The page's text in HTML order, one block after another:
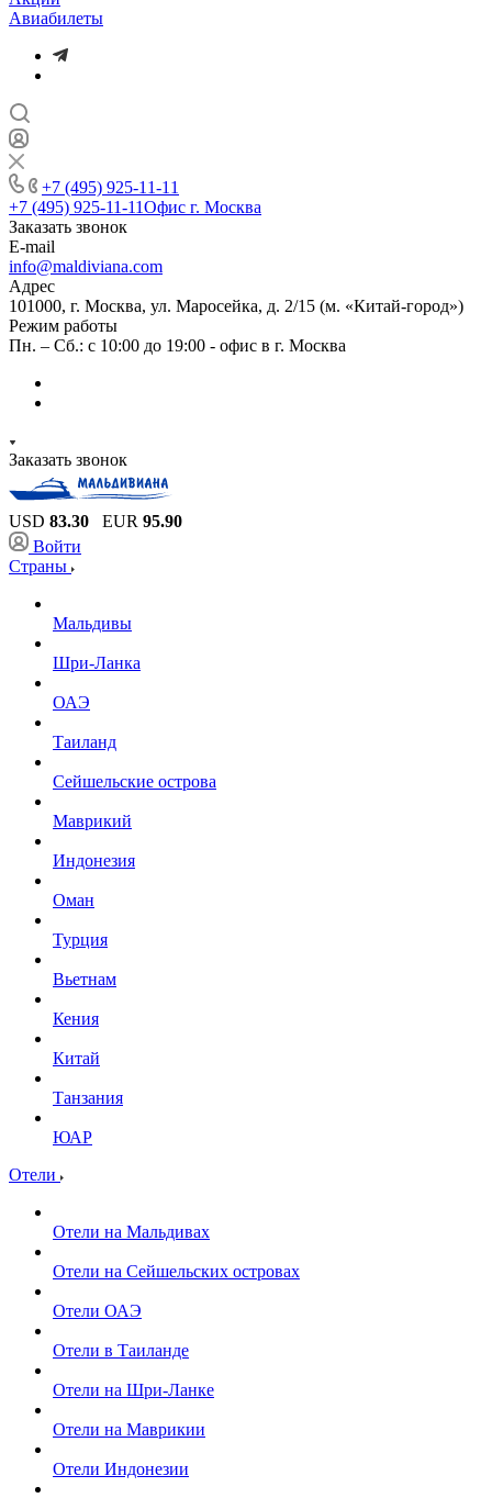
Авиабилеты
+7 (495) 925-11-11
+7 (495) 925-11-11Офис г. Москва
Заказать звонок
E-mail
info@maldiviana.com
Адрес
101000, г. Москва, ул. Маросейка, д. 2/15 (м. «Китай-город»)
Режим работы
Пн. – Сб.: с 10:00 до 19:00 - офис в г. Москва
Заказать звонок
USD 83.30 EUR 95.90
Войти
Страны
Мальдивы
Шри-Ланка
ОАЭ
Таиланд
Сейшельские острова
Маврикий
Индонезия
Оман
Турция
Вьетнам
Кения
Китай
Танзания
ЮАР
Отели
Отели на Мальдивах
Отели на Сейшельских островах
Отели ОАЭ
Отели в Таиланде
Отели на Шри-Ланке
Отели на Маврикии
Отели Индонезии